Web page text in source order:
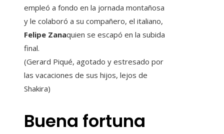
empleó a fondo en la jornada montañosa
y le colaboró ​​a su compañero, el italiano,
Felipe Zanaquien se escapó en la subida
final.
(Gerard Piqué, agotado y estresado por
las vacaciones de sus hijos, lejos de
Shakira)
Buena fortuna